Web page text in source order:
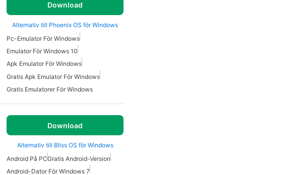
Download
Alternativ till Phoenix OS för Windows
Pc-Emulator För Windows
Emulator För Windows 10
Apk Emulator För Windows
Gratis Apk Emulator För Windows
Gratis Emulatorer För Windows
Download
Alternativ till Bliss OS för Windows
Android På PCGratis Android-Version
Android-Dator För Windows 7